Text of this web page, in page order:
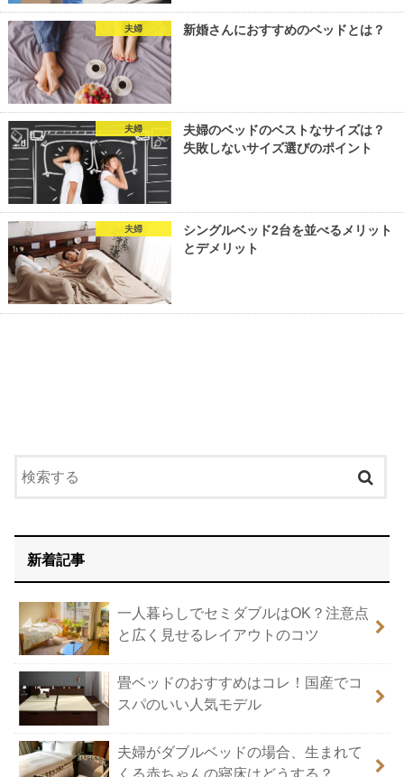
夫婦 新婚さんにおすすめのベッドとは？
夫婦
夫婦のベッドのベストなサイズは？
失敗しないサイズ選びのポイント
夫婦
シングルベッド2台を並べるメリット
とデメリット
新着記事
一人暮らしでセミダブルはOK？注意点
と広く見せるレイアウトのコツ
畳ベッドのおすすめはコレ！国産でコ
スパのいい人気モデル
夫婦がダブルベッドの場合、生まれて
くる赤ちゃんの寝床はどうする？